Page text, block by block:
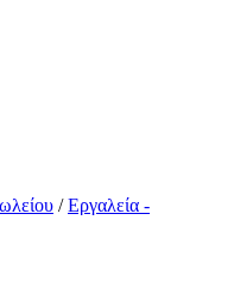
/Εργαλεία -